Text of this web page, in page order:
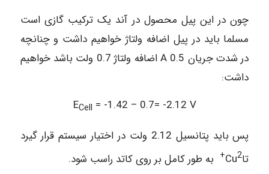
چون در این پیل محصول در آند یک ترکیب گازی است
مسلما باید در پیل اضافه ولتاژ خواهیم داشت و چنانچه
در شدت جریان A 0.5 اضافه ولتاژ 0.7 ولت باشد خواهیم
داشت:
ECell = -1.42 – 0.7= -2.12 V
پس باید پتانسیل 2.12 ولت در اختیار سیستم قرار گیرد
تاCu2+ به طور کامل بر روی کاتد راسب شود.